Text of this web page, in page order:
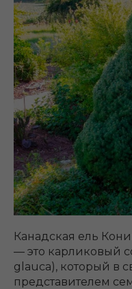
Канадская ель
— это карликовый
glauca), который в
представителем